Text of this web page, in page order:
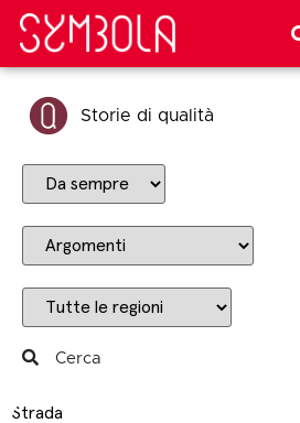
Storie di qualità
Cerca
Strada